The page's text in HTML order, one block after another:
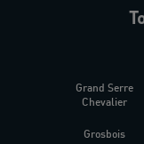
Grand Serre
Chevalier
Grosbois